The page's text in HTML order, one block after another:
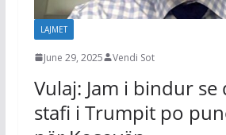
LAJMET
June 29, 2025 Vendi Sot
Vulaj: Jam i bindur se
stafi i Trumpit po